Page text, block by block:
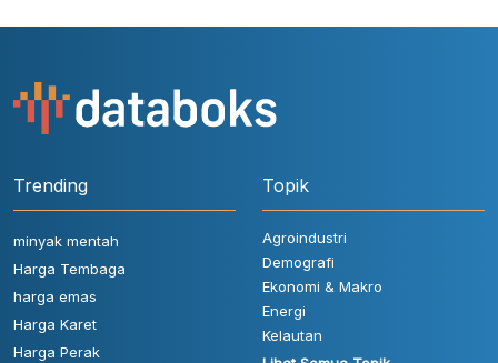
Trending
minyak mentah
Harga Tembaga
harga emas
Harga Karet
Harga Perak
Topik
Agroindustri
Demografi
Ekonomi & Makro
Energi
Kelautan